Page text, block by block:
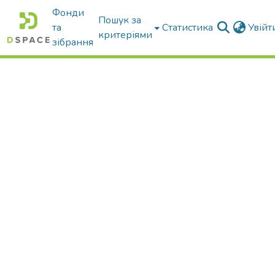
Фонди
та
зібрання
Пошук за
критеріями
Статистика